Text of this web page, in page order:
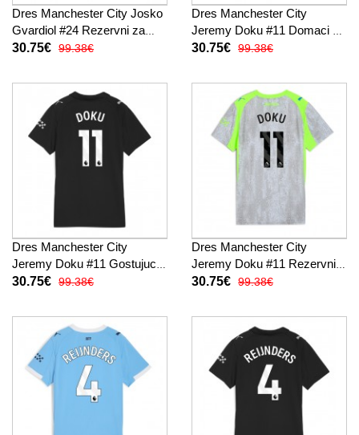
Dres Manchester City Josko
Gvardiol #24 Rezervni za
Žensko 2025-26 Kratak
30.75€ 99.38€
Dres Manchester City
Jeremy Doku #11 Domaci za
Žensko 2025-26 Kratak
30.75€ 99.38€
Dres Manchester City
Jeremy Doku #11 Gostujuci
za Žensko 2025-26 Kratak
30.75€ 99.38€
Dres Manchester City
Jeremy Doku #11 Rezervni
za Žensko 2025-26 Kratak
30.75€ 99.38€